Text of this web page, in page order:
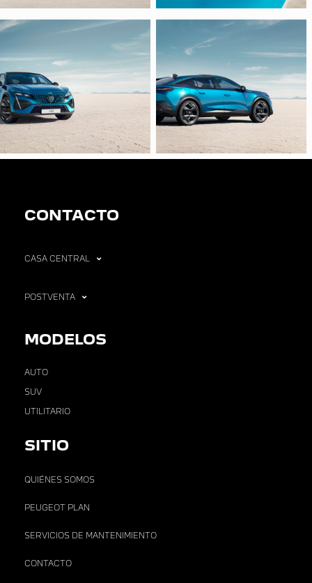
CONTACTO
CASA CENTRAL
POSTVENTA
MODELOS
AUTO
SUV
UTILITARIO
SITIO
QUIÉNES SOMOS
PEUGEOT PLAN
SERVICIOS DE MANTENIMIENTO
CONTACTO